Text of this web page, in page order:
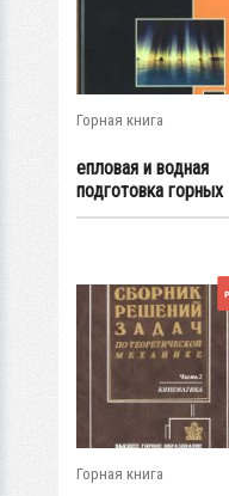
Горная книга
епловая и водная
подготовка горных
пород при...
Горная книга